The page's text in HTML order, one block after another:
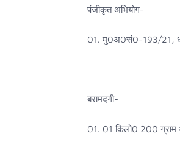
पंजीकृत अभियोग-
01. मु0अ0सं0-193/21,
बरामदगी-
01. 01 किलो0 200 ग्राम